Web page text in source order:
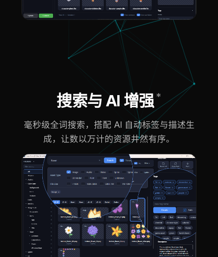
搜索与 AI 增强 *
毫秒级全词搜索，搭配 AI 自动标签与描述生
成，让数以万计的资源井然有序。